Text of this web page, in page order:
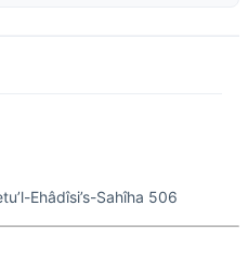
Ehâdîsi’s-Sahîha 506